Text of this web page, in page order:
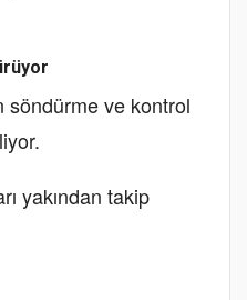
söndürme ve kontrol
yakından takip